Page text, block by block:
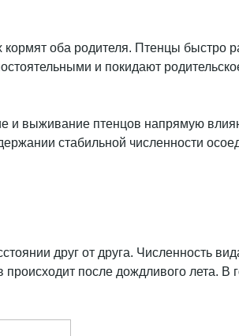
оба родителя. Птенцы быстро
и покидают
и выживание птенцов напрямую
стабильной численности
друг от друга. Численность
после дождливого лета.